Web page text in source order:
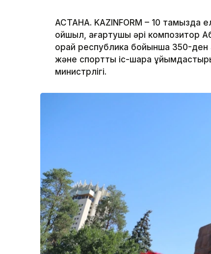
АСТАНА. KAZINFORM – 10 тамызда
ойшыл, ағартушы әрі композитор
орай республика бойынша 350-
және спорттық іс-шара
министрлігі.